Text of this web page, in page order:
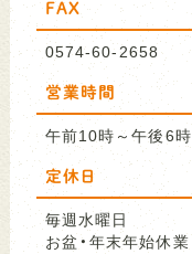
FAX
0574-60-2658
営業時間
午前10時～午後6時
定休日
毎週水曜日
お盆・年末年始休業